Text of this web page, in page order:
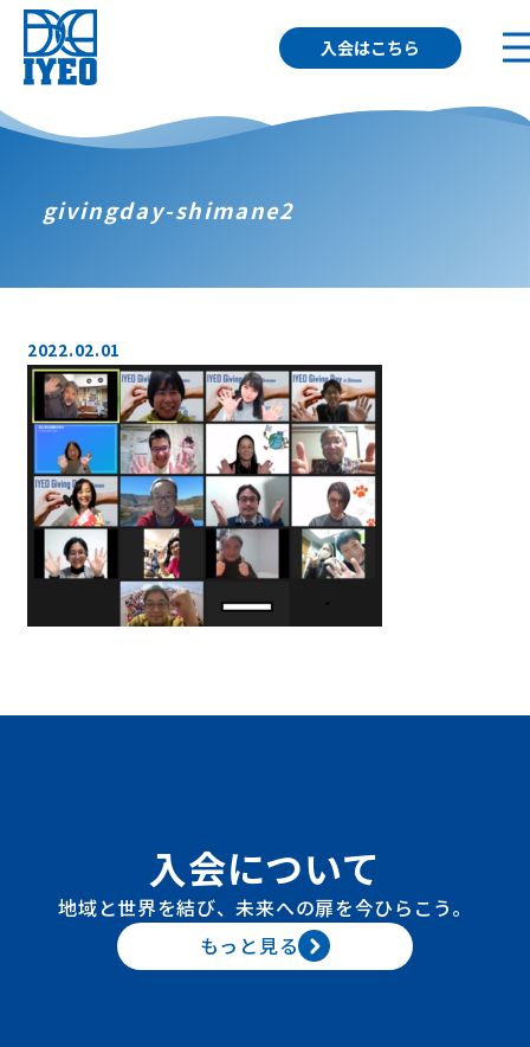
入会はこちら
givingday-shimane2
2022.02.01
入会について
地域と世界を結び、未来への扉を今ひらこう。
もっと見る